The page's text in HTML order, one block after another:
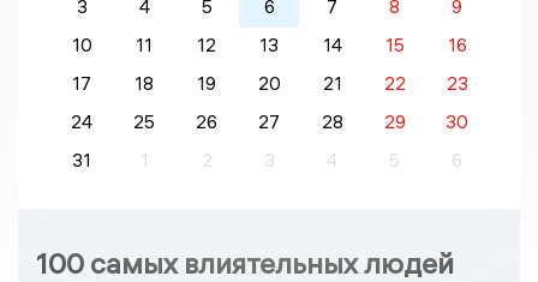
3 4 5 6 7 8
9
10
11 12 13 14 15
16
17
18 19 20 21 22
23
24
25 26 27 28 29
30
31
1 2 3 4 5 6
100 самых влиятельных людей